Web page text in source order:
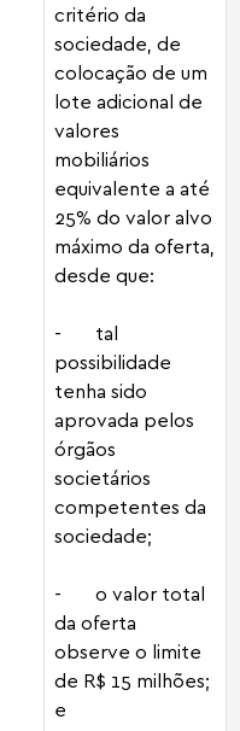
critério da
sociedade, de
colocação de um
lote adicional de
valores
mobiliários
equivalente a até
25% do valor alvo
máximo da oferta,
desde que:
- tal
possibilidade
tenha sido
aprovada pelos
órgãos
societários
competentes da
sociedade;
- o valor total
da oferta
observe o limite
de R$ 15 milhões;
e